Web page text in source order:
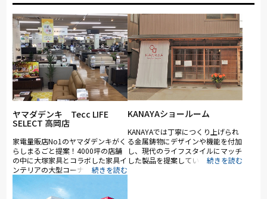
ヤマダデンキ Tecc LIFE
SELECT 高岡店
家電量販店No1のヤマダデンキがく
らしまるごと提案！4000坪の店舗
の中に大塚家具とコラボした家具イ
ンテリアの大型コーナー（約1,000
坪）を展開。ソファ・ベッド・ダイ
ニングなど地域最大級の品揃え。
KANAYAショールーム
KANAYAでは丁寧につくり上げられ
る金属鋳物にデザインや機能を付加
し、現代のライフスタイルにマッチ
した製品を提案しています。